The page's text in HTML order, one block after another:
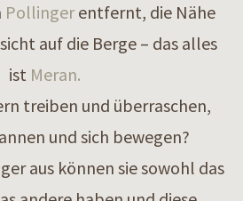
Pollingerentfernt, die Nähe
auf die Berge – das alles
ist Meran.
treiben und überraschen,
und sich bewegen?
aus können sie sowohl das